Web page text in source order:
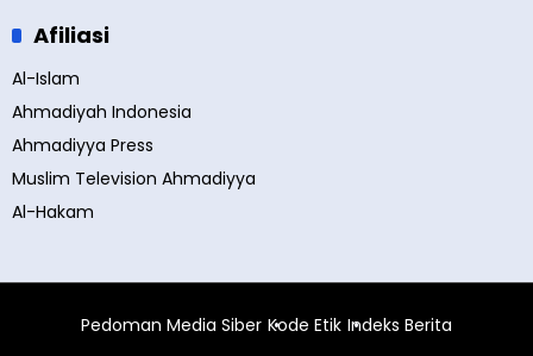
Afiliasi
Al-Islam
Ahmadiyah Indonesia
Ahmadiyya Press
Muslim Television Ahmadiyya
Al-Hakam
Pedoman Media Siber Kode Etik Indeks Berita